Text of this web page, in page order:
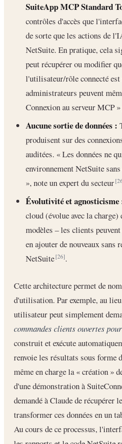
SuiteApp MCP Standard
contrôles d'accès que
de sorte que les actions de
NetSuite. En pratique, cela
peut récupérer ou modifier
l'utilisateur/rôle connecté est
administrateurs peuvent
Connexion au serveur MCP
Aucune sortie de données :
produisent sur des
auditées. « Les données ne
environnement NetSuite
», note un expert du secteur
Évolutivité et agnosticisme
cloud (évolue avec la
modèles – les clients
en ajouter de nouveaux
NetSuite[26].
Cette architecture permet de
d'utilisation. Par exemple, au
utilisateur peut simplement
commandes clients ouvertes
construit et exécute
renvoie les résultats sous forme
même en charge la « création »
d'une démonstration à
demandé à Claude de récupérer
transformer ces données en un
Au cours de ce processus,